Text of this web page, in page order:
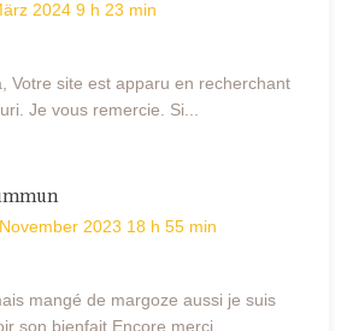
2024 9 h 23 min
Votre site est apparu en recherchant
Je vous remercie. Si...
2023 18 h 55 min
mangé de margoze aussi je suis
son bienfait Encore merci